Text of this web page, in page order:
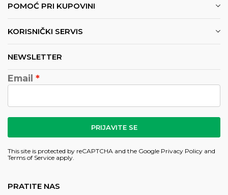
POMOĆ PRI KUPOVINI
KORISNIČKI SERVIS
NEWSLETTER
Email
PRIJAVITE SE
This site is protected by reCAPTCHA and the Google Privacy Policy and
Terms of Service apply.
PRATITE NAS